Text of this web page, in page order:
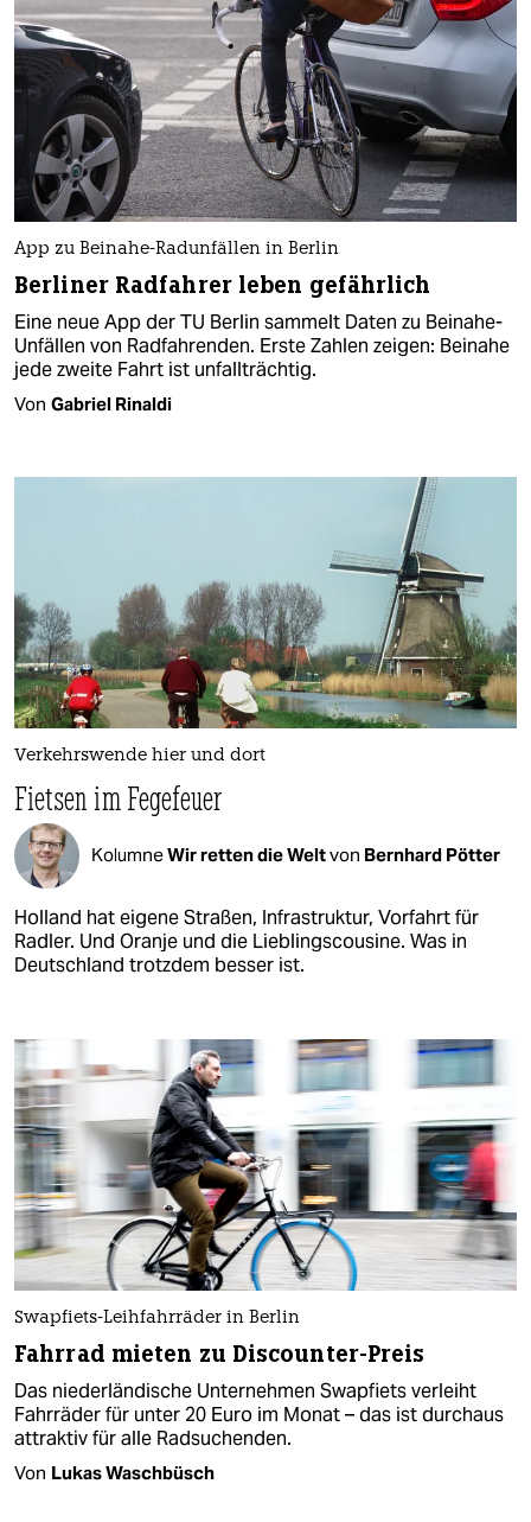
App zu Beinahe-Radunfällen in Berlin
Berliner Radfahrer leben gefährlich
Eine neue App der TU Berlin sammelt Daten zu Beinahe-
Unfällen von Radfahrenden. Erste Zahlen zeigen: Beinahe
jede zweite Fahrt ist unfallträchtig.
Von Gabriel Rinaldi
Verkehrswende hier und dort
Fietsen im Fegefeuer
KolumneWir retten die Weltvon Bernhard Pötter
Holland hat eigene Straßen, Infrastruktur, Vorfahrt für
Radler. Und Oranje und die Lieblingscousine. Was in
Deutschland trotzdem besser ist.
Swapfiets-Leihfahrräder in Berlin
Fahrrad mieten zu Discounter-Preis
Das niederländische Unternehmen Swapfiets verleiht
Fahrräder für unter 20 Euro im Monat – das ist durchaus
attraktiv für alle Radsuchenden.
Von Lukas Waschbüsch